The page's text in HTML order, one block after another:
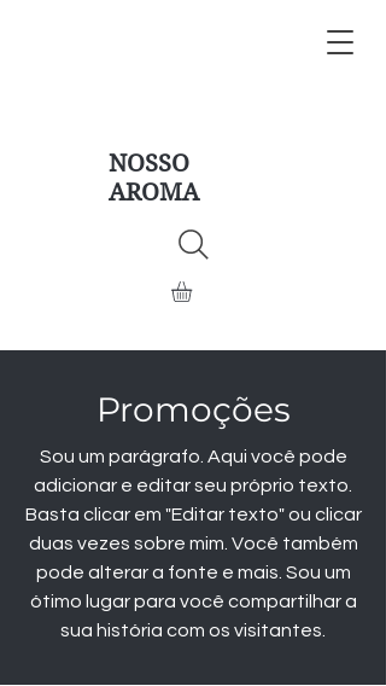
NOSSO
AROMA
Promoções
Sou um parágrafo. Aqui você pode
adicionar e editar seu próprio texto.
Basta clicar em "Editar texto" ou clicar
duas vezes sobre mim. Você também
pode alterar a fonte e mais. Sou um
ótimo lugar para você compartilhar a
sua história com os visitantes.